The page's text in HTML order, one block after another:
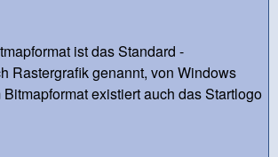
ist das Standard -
Rastergrafik genannt, von Windows
Bitmapformat existiert auch das Startlogo